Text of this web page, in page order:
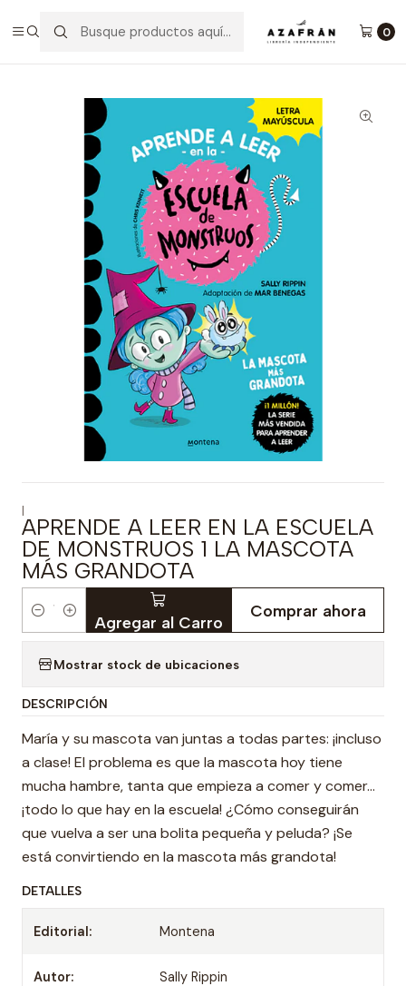
0
Aprende A Leer En La Escuela De Monstruos 1 La Mascota
Más Grandota
|
APRENDE A LEER EN LA ESCUELA
DE MONSTRUOS 1 LA MASCOTA
MÁS GRANDOTA
Cantidad Agregar al Carro
Comprar ahora
Mostrar stock de ubicaciones
DESCRIPCIÓN
María y su mascota van juntas a todas partes: ¡incluso
a clase! El problema es que la mascota hoy tiene
mucha hambre, tanta que empieza a comer y comer...
¡todo lo que hay en la escuela! ¿Cómo conseguirán
que vuelva a ser una bolita pequeña y peluda? ¡Se
está convirtiendo en la mascota más grandota!
DETALLES
Editorial: Montena
Autor: Sally Rippin